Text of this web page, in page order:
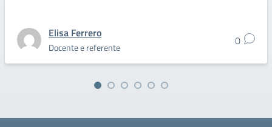
Elisa Ferrero
Docente e referente 0